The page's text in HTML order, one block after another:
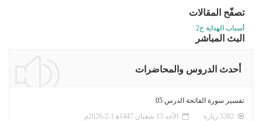
تصفّح المقالات
أسباب الهداية ج2
البث المباشر
أحدث الدروس والمحاضرات
تفسير سورة الفاتحة الدرس 05
الأحد 13 شعبان 1447ﻫ 1-2-2026م